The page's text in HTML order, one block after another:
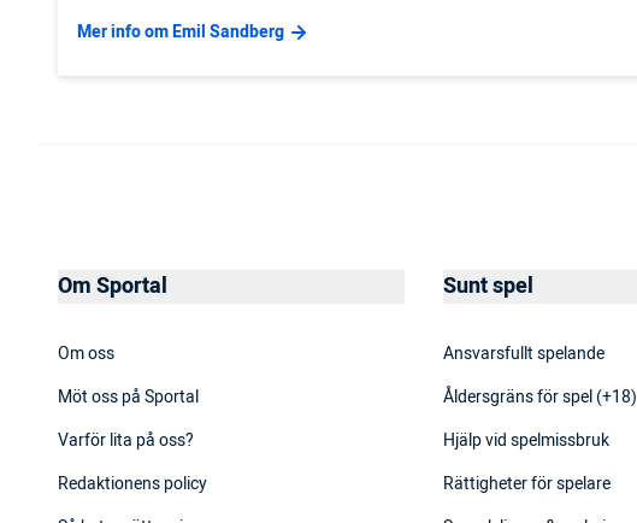
Mer info om Emil Sandberg
Om Sportal
Om oss
Möt oss på Sportal
Varför lita på oss?
Redaktionens policy
Sunt spel
Ansvarsfullt spelande
Åldersgräns för spel (+18)
Hjälp vid spelmissbruk
Rättigheter för spelare